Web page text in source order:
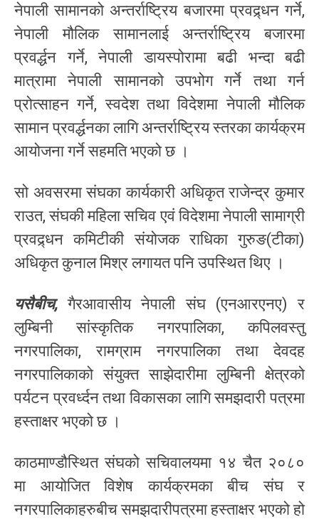
नेपाली सामानको अन्तर्राष्ट्रिय बजारमा प्रवद्र्धन गर्ने,
नेपाली मौलिक सामानलाई अन्तर्राष्ट्रिय बजारमा
प्रवर्द्धन गर्ने, नेपाली डायस्पोरामा बढी भन्दा बढी
मात्रामा नेपाली सामानको उपभोग गर्ने तथा गर्न
प्रोत्साहन गर्ने, स्वदेश तथा विदेशमा नेपाली मौलिक
सामान प्रवर्द्धनका लागि अन्तर्राष्ट्रिय स्तरका कार्यक्रम
आयोजना गर्ने सहमति भएको छ ।
सो अवसरमा संघका कार्यकारी अधिकृत राजेन्द्र कुमार
राउत, संघकी महिला सचिव एवं विदेशमा नेपाली सामाग्री
प्रवद्र्धन कमिटीकी संयोजक राधिका गुरुङ(टीका)
अधिकृत कुनाल मिश्र लगायत पनि उपस्थित थिए ।
यसैबीच, गैरआवासीय नेपाली संघ (एनआरएनए) र
लुम्बिनी सांस्कृतिक नगरपालिका, कपिलवस्तु
नगरपालिका, रामग्राम नगरपालिका तथा देवदह
नगरपालिकाको संयुक्त साझेदारीमा लुम्बिनी क्षेत्रको
पर्यटन प्रवर्ध्दन तथा विकासका लागि समझदारी पत्रमा
हस्ताक्षर भएको छ ।
काठमाण्डौस्थित संघको सचिवालयमा १४ चैत २०८०
मा आयोजित विशेष कार्यक्रमका बीच संघ र
नगरपालिकाहरुबीच समझदारीपत्रमा हस्ताक्षर भएको हो